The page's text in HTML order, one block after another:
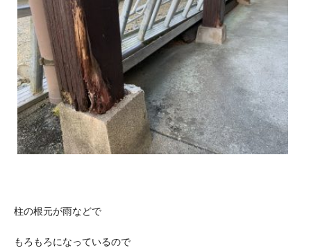
柱の根元が雨などで
もろもろになっているので